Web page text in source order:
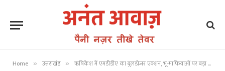
Home » उत्तराखंड » ऋषिकेश में एमडीडीए का बुलडोजर एक्शन, भू-माफियाओं पर बड़ा प्रहार, पांच ठिकानों पर सीलिंग-ध्वस्तीकरण